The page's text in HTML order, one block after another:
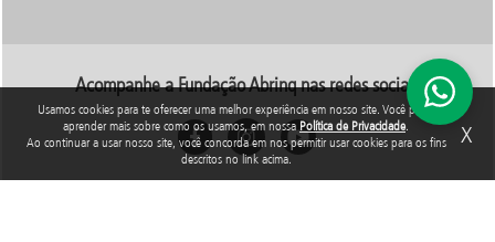
Usamos cookies para te oferecer uma melhor experiência em nosso site. Você pode
aprender mais sobre como os usamos, em nossa Política de Privacidade.
Ao continuar a usar nosso site, você concorda em nos permitir usar cookies para os fins
descritos no link acima.
X
Acompanhe a Fundação Abrinq nas redes sociais